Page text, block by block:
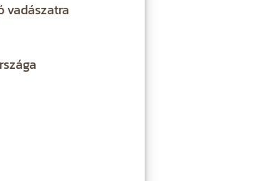
vadászatra